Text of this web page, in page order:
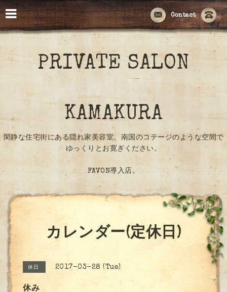
Contact
PRIVATE SALON
KAMAKURA
閑静な住宅街にある隠れ家美容室。南国のコテージのような空間で
ゆっくりとお寛ぎください。
FAVON導入店。
カレンダー(定休日)
休日 2017-03-28 (Tue)
休み